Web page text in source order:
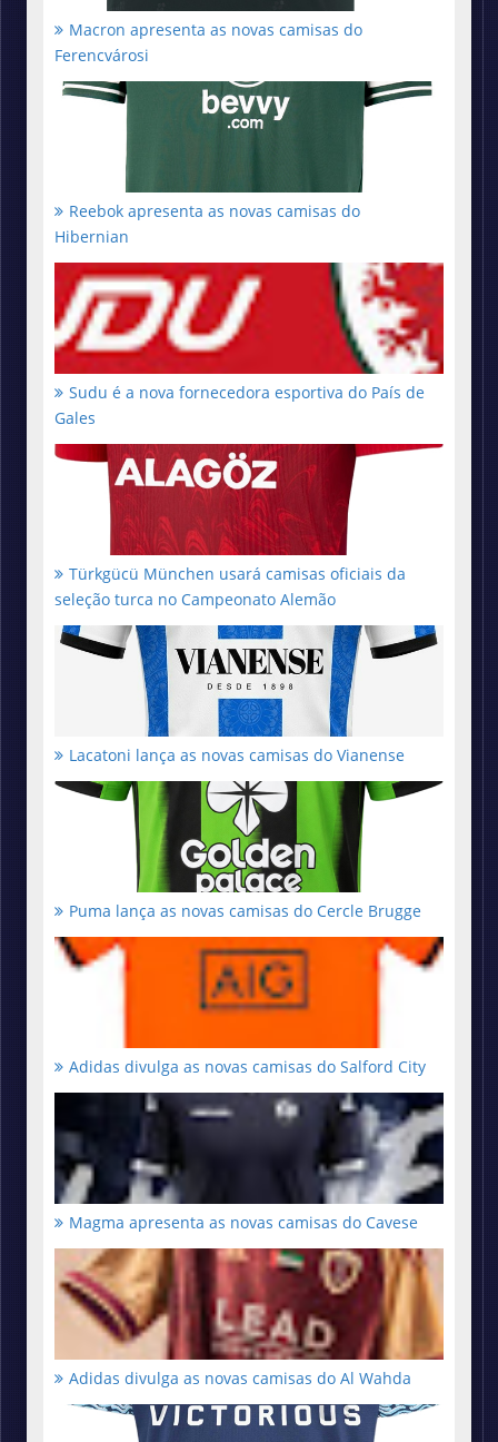
Macron apresenta as novas camisas do
Ferencvárosi
Reebok apresenta as novas camisas do
Hibernian
Sudu é a nova fornecedora esportiva do País de
Gales
Türkgücü München usará camisas oficiais da
seleção turca no Campeonato Alemão
Lacatoni lança as novas camisas do Vianense
Puma lança as novas camisas do Cercle Brugge
Adidas divulga as novas camisas do Salford City
Magma apresenta as novas camisas do Cavese
Adidas divulga as novas camisas do Al Wahda